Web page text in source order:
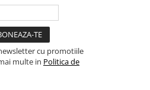
cu promotiile
multe in Politica de